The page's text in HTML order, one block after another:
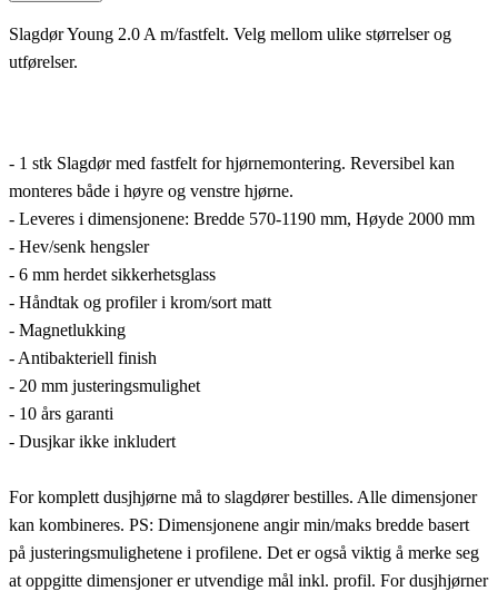
Slagdør Young 2.0 A m/fastfelt. Velg mellom ulike størrelser og
utførelser.
- 1 stk Slagdør med fastfelt for hjørnemontering. Reversibel kan
monteres både i høyre og venstre hjørne.
- Leveres i dimensjonene: Bredde 570-1190 mm, Høyde 2000 mm
- Hev/senk hengsler
- 6 mm herdet sikkerhetsglass
- Håndtak og profiler i krom/sort matt
- Magnetlukking
- Antibakteriell finish
- 20 mm justeringsmulighet
- 10 års garanti
- Dusjkar ikke inkludert
For komplett dusjhjørne må to slagdører bestilles. Alle dimensjoner
kan kombineres. PS: Dimensjonene angir min/maks bredde basert
på justeringsmulighetene i profilene. Det er også viktig å merke seg
at oppgitte dimensjoner er utvendige mål inkl. profil. For dusjhjørner